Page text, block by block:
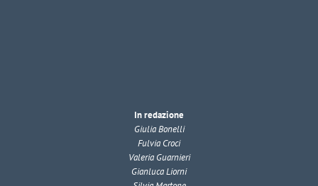
In redazione
Giulia Bonelli
Fulvia Croci
Valeria Guarnieri
Gianluca Liorni